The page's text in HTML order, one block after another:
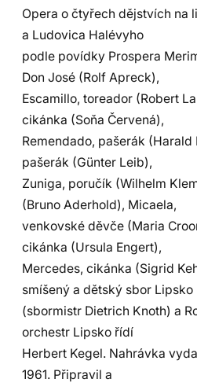
Opera o čtyřech dějstvích na
a Ludovica Halévyho
podle povídky Prospera
Don José (Rolf Apreck),
Escamillo, toreador (Robert
cikánka (Soňa Červená),
Remendado, pašerák
pašerák (Günter Leib),
Zuniga, poručík (Wilhelm
(Bruno Aderhold), Micaela,
venkovské děvče (Maria
cikánka (Ursula Engert),
Mercedes, cikánka (Sigrid
smíšený a dětský sbor Lipsko
(sbormistr Dietrich Knoth) a
orchestr Lipsko řídí
Herbert Kegel. Nahrávka
1961. Připravil a